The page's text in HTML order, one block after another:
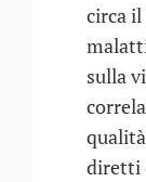
circa il
sulla
diretti